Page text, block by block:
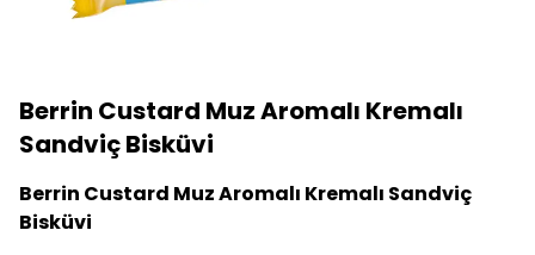
Berrin Custard Muz Aromalı Kremalı
Sandviç Bisküvi
Berrin Custard Muz Aromalı Kremalı Sandviç
Bisküvi